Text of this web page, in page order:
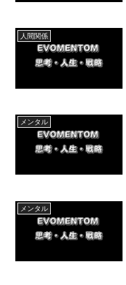
人間関係
メンタル
メンタル